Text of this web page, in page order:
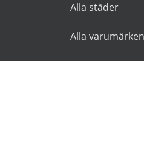
Alla städer
Alla varumärken